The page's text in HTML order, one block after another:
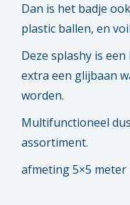
Dan is het badje
plastic ballen, en
Deze splashy is
extra een glijbaan
worden.
Multifunctioneel
assortiment.
afmeting 5×5 meter